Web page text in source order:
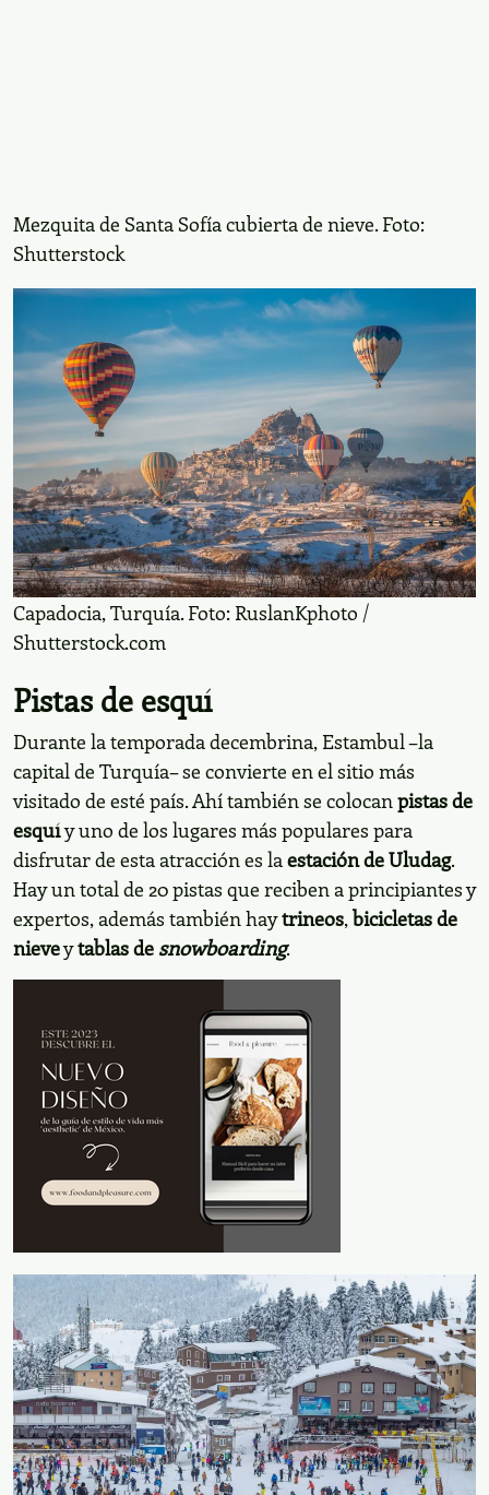
Mezquita de Santa Sofía cubierta de nieve. Foto:
Shutterstock
Capadocia, Turquía. Foto: RuslanKphoto /
Shutterstock.com
Pistas de esquí
Durante la temporada decembrina, Estambul –la
capital de Turquía– se convierte en el sitio más
visitado de esté país. Ahí también se colocan
y uno de los lugares más populares para disfrutar
de esta atracción es laestación de Uludag
expertos, además también hay trineos,bicicletas de
nieveytablas desnowboarding.